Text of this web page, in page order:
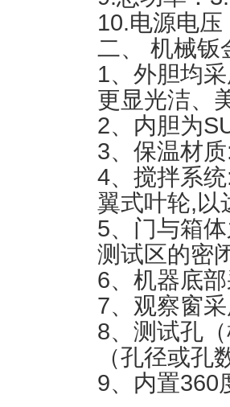
10.电源电
二、
机械
1、外胆均
更显光洁、
2、内胆为
3、保温材
4、搅拌系
翼式叶轮,
5、门与箱
测试区的密
6、机器底
7、观察窗
8、测试孔
（孔径或
9、内置